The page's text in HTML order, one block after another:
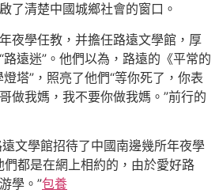
啟了清楚中國城鄉社會的窗口。
夜學任教，并擔任路遠文學館，厚
遠迷”。他們以為，路遠的《平常的
塔”，照亮了他們“等你死了，你表
做我媽，我不要你做我媽。”前行的
文學館招待了中國南邊幾所年夜學
們都是在網上相約的，由於愛好路
學。”包養